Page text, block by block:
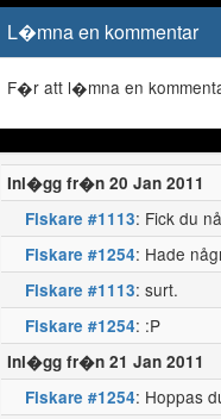
L�mna en kommentar
F�r att l�mna en
Inl�gg fr�n 20 Jan 2011
Fiskare #1113: Fick du
Fiskare #1254: Hade
Fiskare #1113: surt.
Fiskare #1254: :P
Inl�gg fr�n 21 Jan 2011
Fiskare #1254: Hoppas